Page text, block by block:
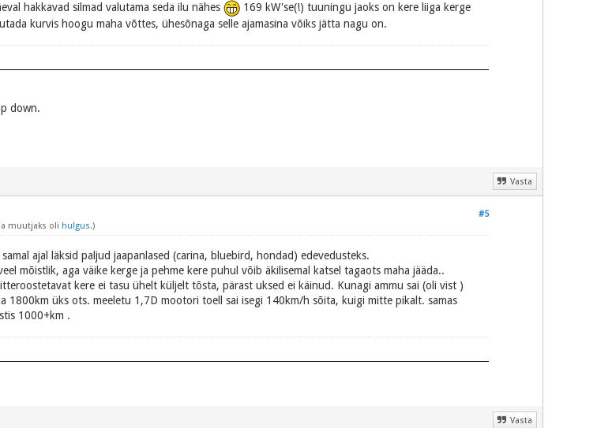
hakkavad silmad valutama seda ilu nähes
169 kW'se(!) tuuningu jaoks on kere liiga kerge
kurvis hoogu maha võttes, ühesõnaga selle ajamasina võiks jätta nagu on.
down.
Vasta
#5
muutjaks oli hulgus.)
ajal läksid paljud jaapanlased (carina, bluebird, hondad) edevedusteks.
mõistlik, aga väike kerge ja pehme kere puhul võib äkilisemal katsel tagaots maha jääda..
kere ei tasu ühelt küljelt tõsta, pärast uksed ei käinud. Kunagi ammu sai (oli vist )
1800km üks ots. meeletu 1,7D mootori toell sai isegi 140km/h sõita, kuigi mitte pikalt. samas
1000+km .
Vasta